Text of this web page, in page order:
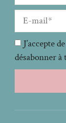
J’accepte
désabonner